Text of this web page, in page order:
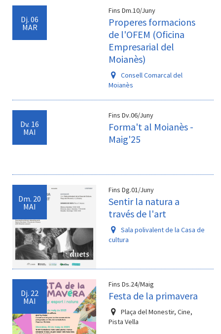
Dj. 06
MAR
Fins Dm.10/Juny
Properes formacions
de l'OFEM (Oficina
Empresarial del
Moianès)
Consell Comarcal del
Moianès
Dv. 16
MAI
Fins Dv.06/Juny
Forma't al Moianès -
Maig'25
Dm. 20
MAI
Fins Dg.01/Juny
Sentir la natura a
través de l'art
Sala polivalent de la Casa de
cultura
Dj. 22
MAI
Fins Ds.24/Maig
Festa de la primavera
Plaça del Monestir, Cine,
Pista Vella